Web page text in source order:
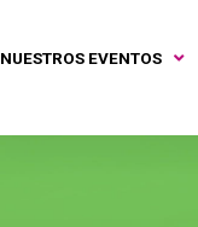
NUESTROS EVENTOS